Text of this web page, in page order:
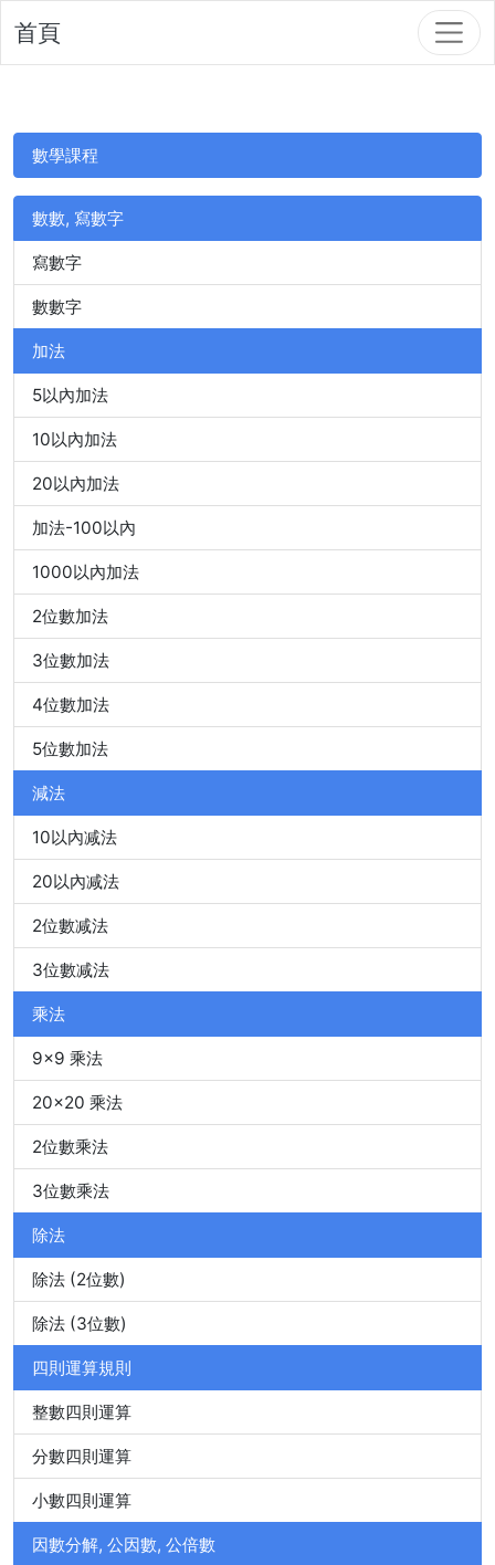
首頁
數學課程
數數, 寫數字
寫數字
數數字
加法
5以內加法
10以內加法
20以內加法
加法-100以內
1000以內加法
2位數加法
3位數加法
4位數加法
5位數加法
減法
10以內减法
20以內减法
2位數减法
3位數减法
乘法
9x9 乘法
20x20 乘法
2位數乘法
3位數乘法
除法
除法 (2位數)
除法 (3位數)
四則運算規則
整數四則運算
分數四則運算
小數四則運算
因數分解, 公因數, 公倍數